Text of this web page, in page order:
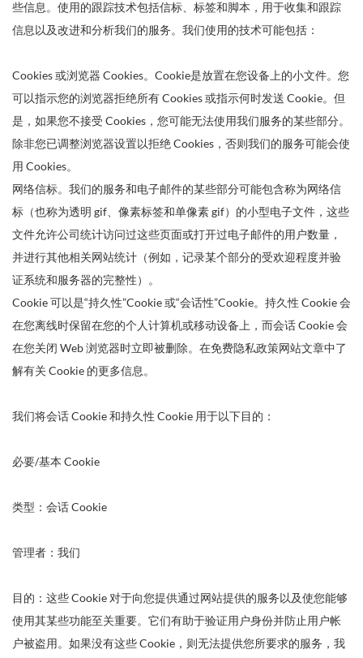
些信息。使用的跟踪技术包括信标、标签和脚本，用于收集和跟踪
信息以及改进和分析我们的服务。我们使用的技术可能包括：
Cookies 或浏览器 Cookies。Cookie是放置在您设备上的小文件。您
可以指示您的浏览器拒绝所有 Cookies 或指示何时发送 Cookie。但
是，如果您不接受 Cookies，您可能无法使用我们服务的某些部分。
除非您已调整浏览器设置以拒绝 Cookies，否则我们的服务可能会使
用 Cookies。
网络信标。我们的服务和电子邮件的某些部分可能包含称为网络信
标（也称为透明 gif、像素标签和单像素 gif）的小型电子文件，这些
文件允许公司统计访问过这些页面或打开过电子邮件的用户数量，
并进行其他相关网站统计（例如，记录某个部分的受欢迎程度并验
证系统和服务器的完整性）。
Cookie 可以是“持久性”Cookie 或“会话性”Cookie。持久性 Cookie 会
在您离线时保留在您的个人计算机或移动设备上，而会话 Cookie 会
在您关闭 Web 浏览器时立即被删除。在免费隐私政策网站文章中了
解有关 Cookie 的更多信息。
我们将会话 Cookie 和持久性 Cookie 用于以下目的：
必要/基本 Cookie
类型：会话 Cookie
管理者：我们
目的：这些 Cookie 对于向您提供通过网站提供的服务以及使您能够
使用其某些功能至关重要。它们有助于验证用户身份并防止用户帐
户被盗用。如果没有这些 Cookie，则无法提供您所要求的服务，我